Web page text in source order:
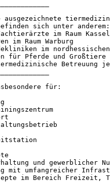
ausgezeichnete
sich unter anderem:
Betreuung
für:
im Bereich